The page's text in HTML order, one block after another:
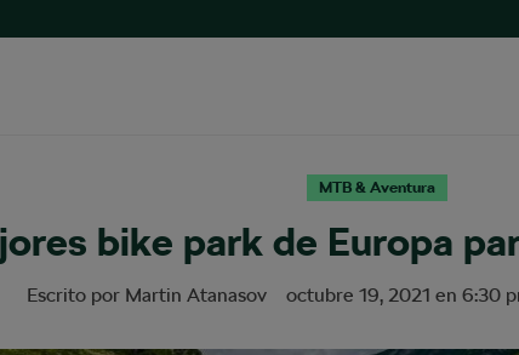
MTB & Aventura
bike park de Europa
Escrito por Martin Atanasov octubre 19, 2021 en 6:30